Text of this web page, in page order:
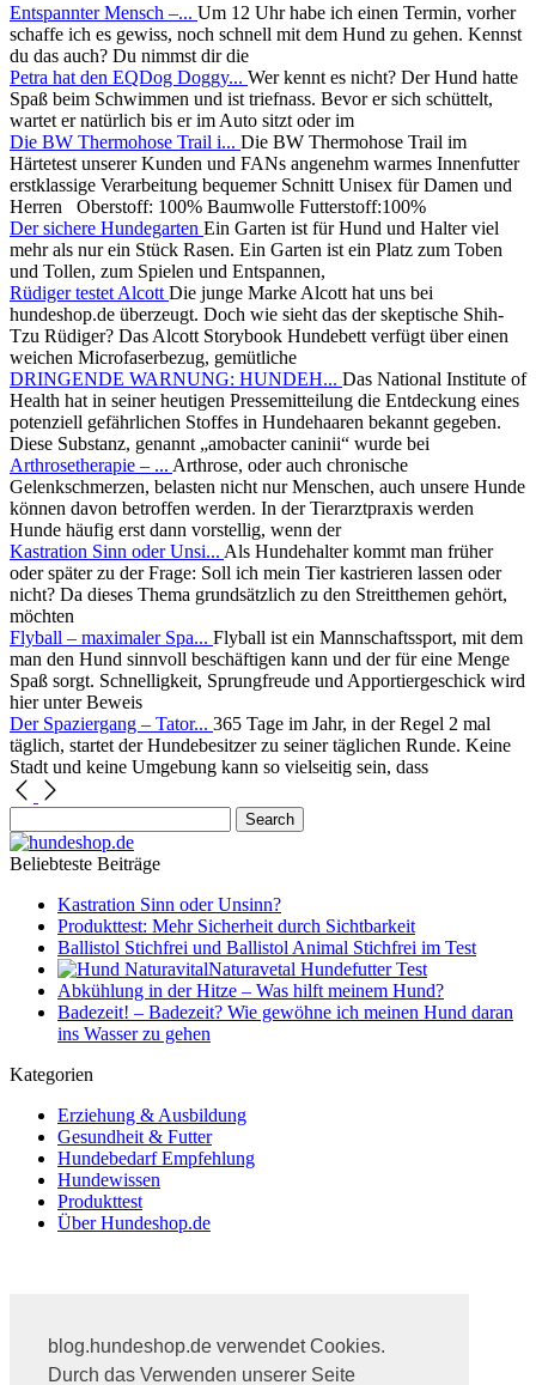
blog.hundeshop.de verwendet Cookies.
Durch das Verwenden unserer Seite
Entspannter Mensch –... Um 12 Uhr habe ich einen Termin, vorher
schaffe ich es gewiss, noch schnell mit dem Hund zu gehen. Kennst
du das auch? Du nimmst dir die
Petra hat den EQDog Doggy... Wer kennt es nicht? Der Hund hatte
Spaß beim Schwimmen und ist triefnass. Bevor er sich schüttelt,
wartet er natürlich bis er im Auto sitzt oder im
Die BW Thermohose Trail i... Die BW Thermohose Trail im
Härtetest unserer Kunden und FANs angenehm warmes Innenfutter
erstklassige Verarbeitung bequemer Schnitt Unisex für Damen und
Herren Oberstoff: 100% Baumwolle Futterstoff:100%
Der sichere Hundegarten Ein Garten ist für Hund und Halter viel
mehr als nur ein Stück Rasen. Ein Garten ist ein Platz zum Toben
und Tollen, zum Spielen und Entspannen,
Rüdiger testet Alcott Die junge Marke Alcott hat uns bei
hundeshop.de überzeugt. Doch wie sieht das der skeptische Shih-
Tzu Rüdiger? Das Alcott Storybook Hundebett verfügt über einen
weichen Microfaserbezug, gemütliche
DRINGENDE WARNUNG: HUNDEH... Das National Institute of
Health hat in seiner heutigen Pressemitteilung die Entdeckung eines
potenziell gefährlichen Stoffes in Hundehaaren bekannt gegeben.
Diese Substanz, genannt „amobacter caninii“ wurde bei
Arthrosetherapie – ... Arthrose, oder auch chronische
Gelenkschmerzen, belasten nicht nur Menschen, auch unsere Hunde
können davon betroffen werden. In der Tierarztpraxis werden
Hunde häufig erst dann vorstellig, wenn der
Kastration Sinn oder Unsi... Als Hundehalter kommt man früher
oder später zu der Frage: Soll ich mein Tier kastrieren lassen oder
nicht? Da dieses Thema grundsätzlich zu den Streitthemen gehört,
möchten
Flyball – maximaler Spa... Flyball ist ein Mannschaftssport, mit dem
man den Hund sinnvoll beschäftigen kann und der für eine Menge
Spaß sorgt. Schnelligkeit, Sprungfreude und Apportiergeschick wird
hier unter Beweis
Der Spaziergang – Tator... 365 Tage im Jahr, in der Regel 2 mal
täglich, startet der Hundebesitzer zu seiner täglichen Runde. Keine
Stadt und keine Umgebung kann so vielseitig sein, dass
Beliebteste Beiträge
Kastration Sinn oder Unsinn?
Produkttest: Mehr Sicherheit durch Sichtbarkeit
Ballistol Stichfrei und Ballistol Animal Stichfrei im Test
Naturavetal Hundefutter Test
Abkühlung in der Hitze – Was hilft meinem Hund?
Badezeit! – Badezeit? Wie gewöhne ich meinen Hund daran
ins Wasser zu gehen
Kategorien
Erziehung & Ausbildung
Gesundheit & Futter
Hundebedarf Empfehlung
Hundewissen
Produkttest
Über Hundeshop.de
Hundeshop.de